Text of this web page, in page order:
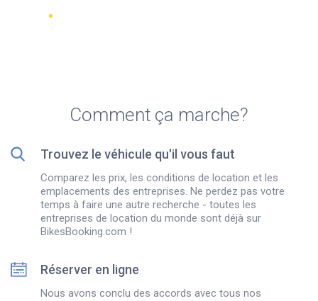
Comment ça marche?
Trouvez le véhicule qu'il vous faut
Comparez les prix, les conditions de location et les
emplacements des entreprises. Ne perdez pas votre
temps à faire une autre recherche - toutes les
entreprises de location du monde sont déjà sur
BikesBooking.com !
Réserver en ligne
Nous avons conclu des accords avec tous nos